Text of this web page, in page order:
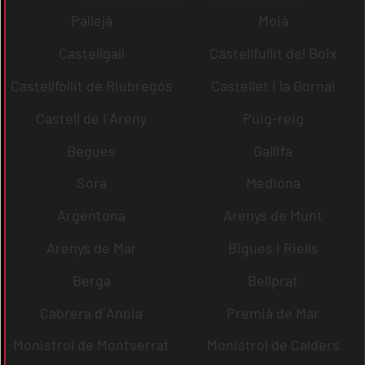
Pallejà
Moià
Castellgalí
Castellfullit del Boix
Castellfollit de Riubregós
Castellet i la Gornal
Castell de l´Areny
Puig-reig
Begues
Gallifa
Sora
Mediona
Argentona
Arenys de Munt
Arenys de Mar
Bigues i Riells
Berga
Bellprat
Cabrera d´Anoia
Premià de Mar
Monistrol de Montserrat
Monistrol de Calders